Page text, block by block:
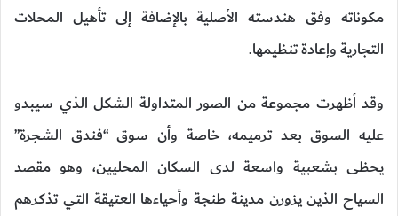
مكوناته وفق هندسته الأصلية بالإضافة إلى تأهيل المحلات
التجارية وإعادة تنظيمها.
وقد أظهرت مجموعة من الصور المتداولة الشكل الذي سيبدو
عليه السوق بعد ترميمه، خاصة وأن سوق “فندق الشجرة”
يحظى بشعبية واسعة لدى السكان المحليين، وهو مقصد
السياح الذين يزورن مدينة طنجة وأحياءها العتيقة التي تذكرهم